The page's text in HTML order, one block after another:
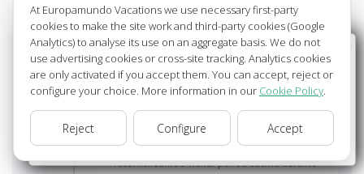
Regreso por carretera a Luang Prabang.
Parada en el pueblo deBan Xang Khongmuy
conocido por el algodón y el tejido de seda.
17:45 hrs.- Luang Prabang– Llegada al
hotel.
la ascensión del monte Phousi se ha
convertido en un lugar muy turístico, que
recomendamos visitar por su cuenta durante
Wellcome to Europamundo Vacations, your in the
international site of:
Bienvenido a Europamundo Vacaciones, está usted en el
sitio internacional de:
USA(en) change/cambiar
At Europamundo Vacations we use necessary first-party
cookies to make the site work and third-party cookies (Google
Analytics) to analyse its use on an aggregate basis. We do not
use advertising cookies or cross-site tracking. Analytics cookies
are only activated if you accept them. You can accept, reject or
configure your choice. More information in our Cookie Policy.
Reject Configure Accept